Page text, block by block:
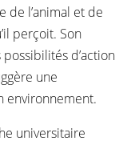
de l’animal et de
perçoit. Son
d’action
une
environnement.
universitaire